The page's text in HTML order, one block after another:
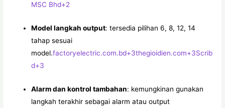
MSC Bhd+2
Model langkah output: tersedia pilihan 6, 8, 12, 14
tahap sesuai
model.factoryelectric.com.bd+3thegioidien.com+3Scrib
d+3
Alarm dan kontrol tambahan: kemungkinan gunakan
langkah terakhir sebagai alarm atau output